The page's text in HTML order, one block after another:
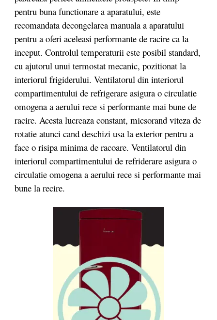
pentru buna functionare a aparatului, este
recomandata decongelarea manuala a aparatului
pentru a oferi aceleasi performante de racire ca la
inceput. Controlul temperaturii este posibil standard,
cu ajutorul unui termostat mecanic, pozitionat la
interiorul frigiderului. Ventilatorul din interiorul
compartimentului de refrigerare asigura o circulatie
omogena a aerului rece si performante mai bune de
racire. Acesta lucreaza constant, micsorand viteza de
rotatie atunci cand deschizi usa la exterior pentru a
face o risipa minima de racoare. Ventilatorul din
interiorul compartimentului de refriderare asigura o
circulatie omogena a aerului rece si performante mai
bune la recire.